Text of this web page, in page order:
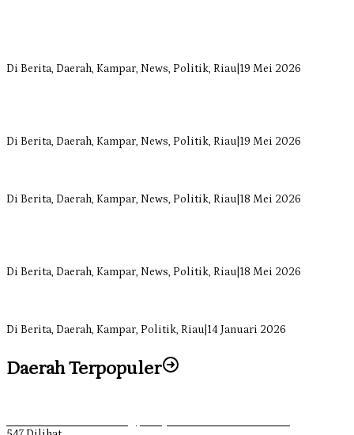
Di Berita, Daerah, Kampar, News, Politik, Riau 19 Mei 2026
Di Berita, Daerah, Kampar, News, Politik, Riau 19 Mei 2026
Di Berita, Daerah, Kampar, News, Politik, Riau 18 Mei 2026
Di Berita, Daerah, Kampar, News, Politik, Riau 18 Mei 2026
Di Berita, Daerah, Kampar, Politik, Riau 14 Januari 2026
Daerah Terpopuler